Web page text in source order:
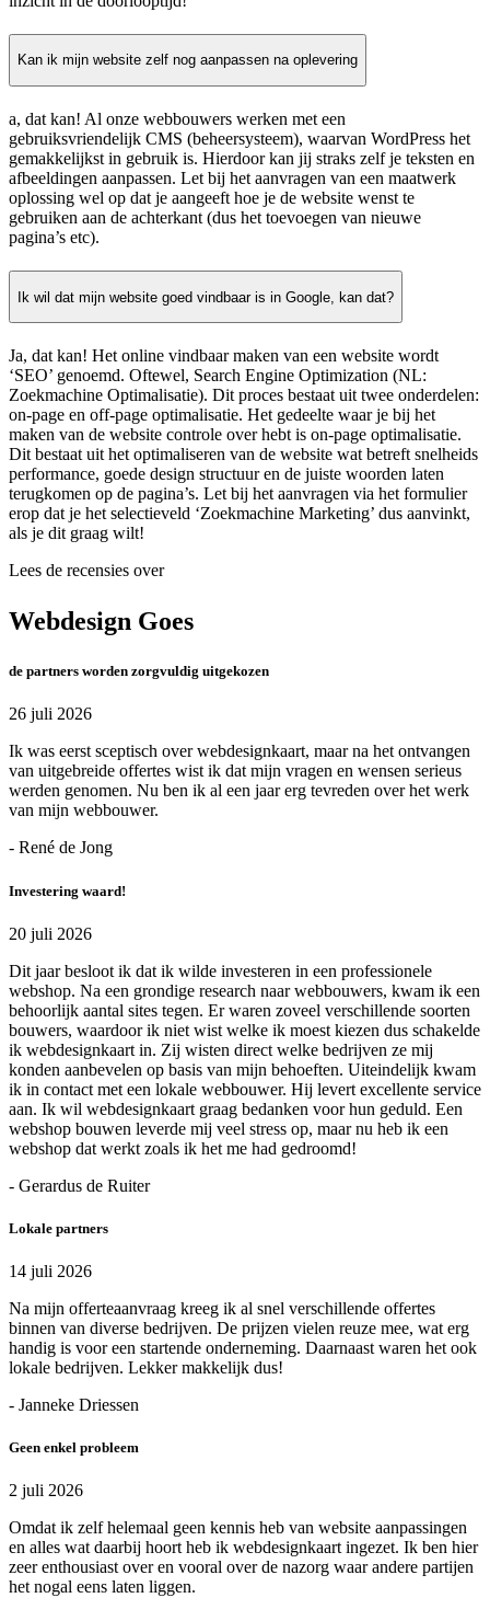
Kan ik mijn website zelf nog aanpassen na oplevering
a, dat kan! Al onze webbouwers werken met een
gebruiksvriendelijk CMS (beheersysteem), waarvan WordPress het
gemakkelijkst in gebruik is. Hierdoor kan jij straks zelf je teksten en
afbeeldingen aanpassen. Let bij het aanvragen van een maatwerk
oplossing wel op dat je aangeeft hoe je de website wenst te
gebruiken aan de achterkant (dus het toevoegen van nieuwe
pagina’s etc).
Ik wil dat mijn website goed vindbaar is in Google, kan dat?
Ja, dat kan! Het online vindbaar maken van een website wordt
‘SEO’ genoemd. Oftewel, Search Engine Optimization (NL:
Zoekmachine Optimalisatie). Dit proces bestaat uit twee onderdelen:
on-page en off-page optimalisatie. Het gedeelte waar je bij het
maken van de website controle over hebt is on-page optimalisatie.
Dit bestaat uit het optimaliseren van de website wat betreft snelheids
performance, goede design structuur en de juiste woorden laten
terugkomen op de pagina’s. Let bij het aanvragen via het formulier
erop dat je het selectieveld ‘Zoekmachine Marketing’ dus aanvinkt,
als je dit graag wilt!
Lees de recensies over
Webdesign Goes
de partners worden zorgvuldig uitgekozen
26 juli 2026
Ik was eerst sceptisch over webdesignkaart, maar na het ontvangen
van uitgebreide offertes wist ik dat mijn vragen en wensen serieus
werden genomen. Nu ben ik al een jaar erg tevreden over het werk
van mijn webbouwer.
- René de Jong
Investering waard!
20 juli 2026
Dit jaar besloot ik dat ik wilde investeren in een professionele
webshop. Na een grondige research naar webbouwers, kwam ik een
behoorlijk aantal sites tegen. Er waren zoveel verschillende soorten
bouwers, waardoor ik niet wist welke ik moest kiezen dus schakelde
ik webdesignkaart in. Zij wisten direct welke bedrijven ze mij
konden aanbevelen op basis van mijn behoeften. Uiteindelijk kwam
ik in contact met een lokale webbouwer. Hij levert excellente service
aan. Ik wil webdesignkaart graag bedanken voor hun geduld. Een
webshop bouwen leverde mij veel stress op, maar nu heb ik een
webshop dat werkt zoals ik het me had gedroomd!
- Gerardus de Ruiter
Lokale partners
14 juli 2026
Na mijn offerteaanvraag kreeg ik al snel verschillende offertes
binnen van diverse bedrijven. De prijzen vielen reuze mee, wat erg
handig is voor een startende onderneming. Daarnaast waren het ook
lokale bedrijven. Lekker makkelijk dus!
- Janneke Driessen
Geen enkel probleem
2 juli 2026
Omdat ik zelf helemaal geen kennis heb van website aanpassingen
en alles wat daarbij hoort heb ik webdesignkaart ingezet. Ik ben hier
zeer enthousiast over en vooral over de nazorg waar andere partijen
het nogal eens laten liggen.